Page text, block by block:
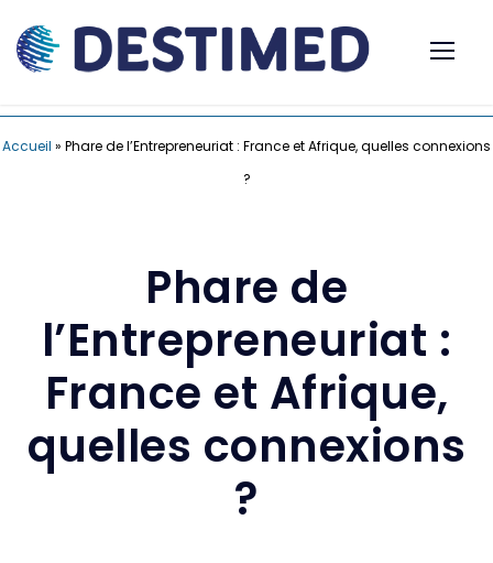
Accueil » Phare de l’Entrepreneuriat : France et Afrique, quelles connexions
?
Phare de
l’Entrepreneuriat :
France et Afrique,
quelles connexions
?